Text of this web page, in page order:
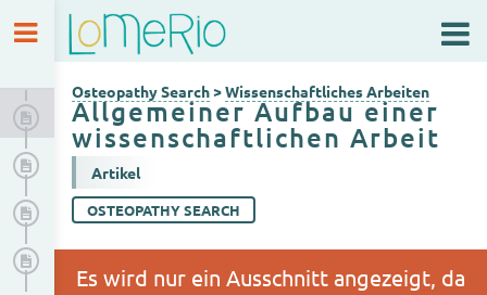
Osteopathy Search
Wissenschaftliches Arbeiten
Allgemeiner Aufbau einer wissenschaftlichen Arbeit
Ablauf eines Forschungsprozesses
Arbeitsschritte
Osteopathy Search>Wissenschaftliches Arbeiten
Allgemeiner Aufbau einer
wissenschaftlichen Arbeit
Artikel
OSTEOPATHY SEARCH